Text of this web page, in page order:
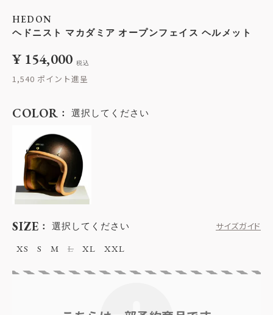
HEDON
ヘドニスト マカダミア オープンフェイス ヘルメット
¥ 154,000 税込
1,540
SIZE 選択してください
サイズガイド
XS
S M L XL XXL
COLOR 選択してください